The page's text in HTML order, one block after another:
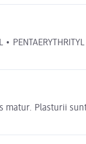
matur. Plasturii